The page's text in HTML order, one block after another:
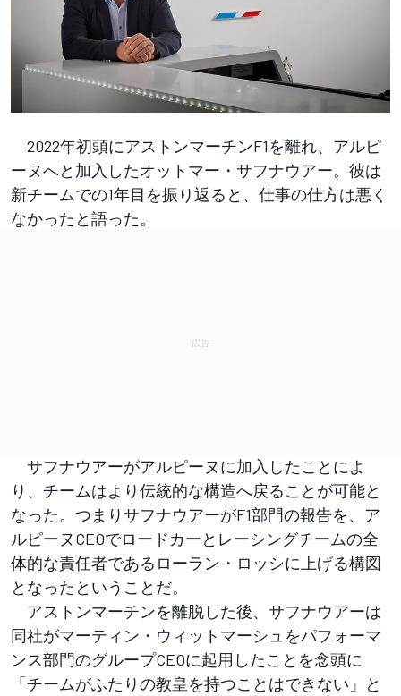
2022年初頭にアストンマーチンF1を離れ、アルピ
ーヌへと加入したオットマー・サフナウアー。彼は
新チームでの1年目を振り返ると、仕事の仕方は悪く
なかったと語った。
サフナウアーがアルピーヌに加入したことによ
り、チームはより伝統的な構造へ戻ることが可能と
なった。つまりサフナウアーがF1部門の報告を、ア
ルピーヌCEOでロードカーとレーシングチームの全
体的な責任者であるローラン・ロッシに上げる構図
となったということだ。
アストンマーチンを離脱した後、サフナウアーは
同社がマーティン・ウィットマーシュをパフォーマ
ンス部門のグループCEOに起用したことを念頭に
「チームがふたりの教皇を持つことはできない」と